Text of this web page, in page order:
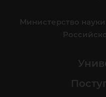
Министерство